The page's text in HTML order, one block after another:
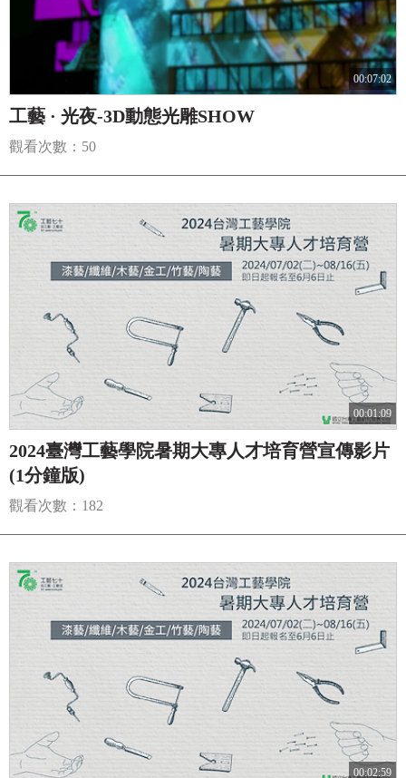
00:07:02
工藝 · 光夜-3D動態光雕SHOW
觀看次數：50
00:01:09
2024臺灣工藝學院暑期大專人才培育營宣傳影片
(1分鐘版)
觀看次數：182
00:02:59